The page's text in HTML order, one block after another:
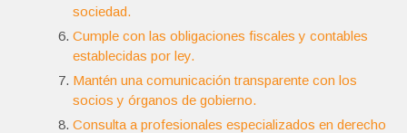
sociedad.
Cumple con las obligaciones fiscales y contables
establecidas por ley.
Mantén una comunicación transparente con los
socios y órganos de gobierno.
Consulta a profesionales especializados en derecho